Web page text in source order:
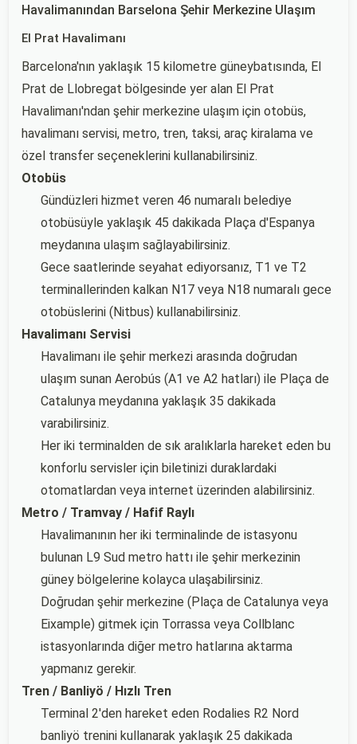
Havalimanından Barselona Şehir Merkezine Ulaşım
El Prat Havalimanı
Barcelona'nın yaklaşık 15 kilometre güneybatısında, El
Prat de Llobregat bölgesinde yer alan El Prat
Havalimanı'ndan şehir merkezine ulaşım için otobüs,
havalimanı servisi, metro, tren, taksi, araç kiralama ve
özel transfer seçeneklerini kullanabilirsiniz.
Otobüs
Gündüzleri hizmet veren 46 numaralı belediye
otobüsüyle yaklaşık 45 dakikada Plaça d'Espanya
meydanına ulaşım sağlayabilirsiniz.
Gece saatlerinde seyahat ediyorsanız, T1 ve T2
terminallerinden kalkan N17 veya N18 numaralı gece
otobüslerini (Nitbus) kullanabilirsiniz.
Havalimanı Servisi
Havalimanı ile şehir merkezi arasında doğrudan
ulaşım sunan Aerobús (A1 ve A2 hatları) ile Plaça de
Catalunya meydanına yaklaşık 35 dakikada
varabilirsiniz.
Her iki terminalden de sık aralıklarla hareket eden bu
konforlu servisler için biletinizi duraklardaki
otomatlardan veya internet üzerinden alabilirsiniz.
Metro / Tramvay / Hafif Raylı
Havalimanının her iki terminalinde de istasyonu
bulunan L9 Sud metro hattı ile şehir merkezinin
güney bölgelerine kolayca ulaşabilirsiniz.
Doğrudan şehir merkezine (Plaça de Catalunya veya
Eixample) gitmek için Torrassa veya Collblanc
istasyonlarında diğer metro hatlarına aktarma
yapmanız gerekir.
Tren / Banliyö / Hızlı Tren
Terminal 2'den hareket eden Rodalies R2 Nord
banliyö trenini kullanarak yaklaşık 25 dakikada